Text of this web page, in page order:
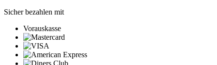
Sicher bezahlen mit
Vorauskasse